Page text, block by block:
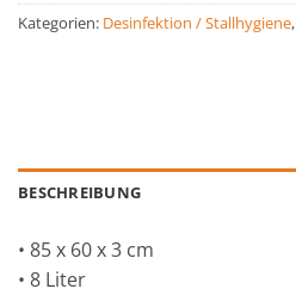
Kategorien: Desinfektion / Stallhygiene,
BESCHREIBUNG
• 85 x 60 x 3 cm
• 8 Liter